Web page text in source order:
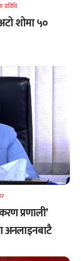
शोमा ५०
प्रणाली’
अनलाइनबाटै